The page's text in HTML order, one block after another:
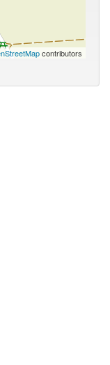
contributors